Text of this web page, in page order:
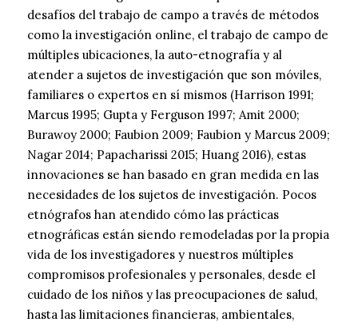
desafíos del trabajo de campo a través de métodos
como la investigación online, el trabajo de campo de
múltiples ubicaciones, la auto-etnografía y al
atender a sujetos de investigación que son móviles,
familiares o expertos en sí mismos (Harrison 1991;
Marcus 1995; Gupta y Ferguson 1997; Amit 2000;
Burawoy 2000; Faubion 2009; Faubion y Marcus 2009;
Nagar 2014; Papacharissi 2015; Huang 2016), estas
innovaciones se han basado en gran medida en las
necesidades de los sujetos de investigación. Pocos
etnógrafos han atendido cómo las prácticas
etnográficas están siendo remodeladas por la propia
vida de los investigadores y nuestros múltiples
compromisos profesionales y personales, desde el
cuidado de los niños y las preocupaciones de salud,
hasta las limitaciones financieras, ambientales,